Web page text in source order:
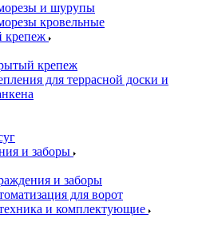
и шурупы
кровельные
крепеж
крепеж
для террасной доски и
и заборы
и заборы
для ворот
и комплектующие